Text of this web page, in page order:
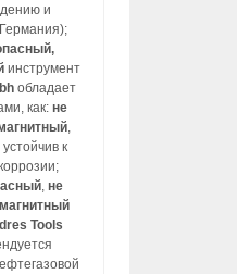
и
инструмент
обладает
как: не
,
устойчив к
,не
Tools